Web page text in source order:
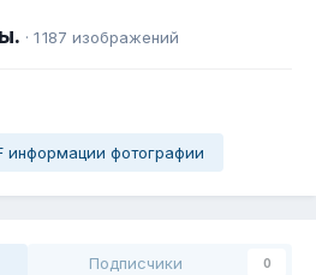
· 1 187 изображений
информации фотографии
Подписчики 0